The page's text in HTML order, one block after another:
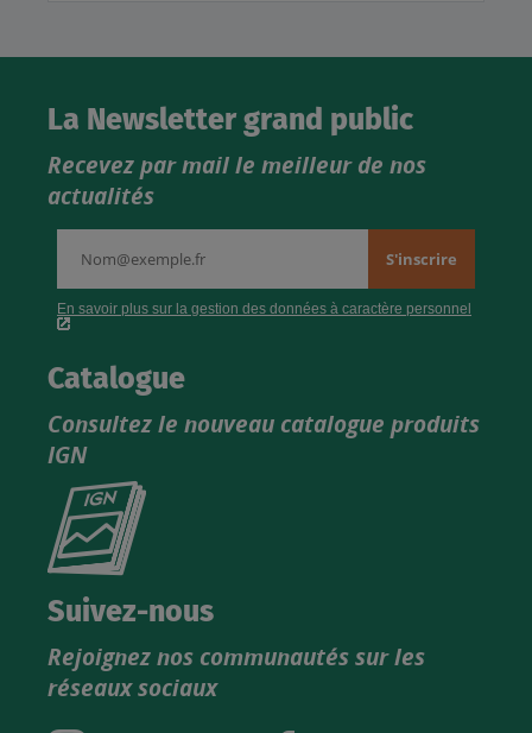
La Newsletter grand public
Recevez par mail le meilleur de nos
actualités
Catalogue
Consultez le nouveau catalogue produits
IGN
Consultez
catalogue
Suivez-nous
Rejoignez nos communautés sur les
réseaux sociaux